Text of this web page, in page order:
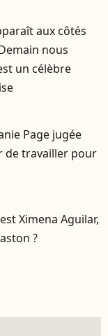
aux côtés
nous
un célèbre
Page jugée
de travailler pour
Ximena Aguilar,
?